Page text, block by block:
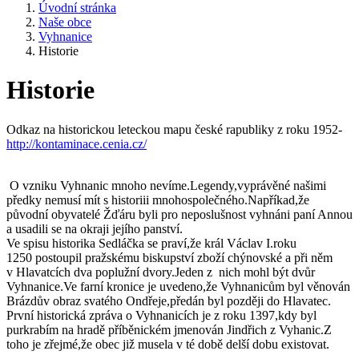
Úvodní stránka
Naše obce
Vyhnanice
Historie
Historie
Odkaz na historickou leteckou mapu české rapubliky z roku 1952-
http://kontaminace.cenia.cz/
O vzniku Vyhnanic mnoho nevíme.Legendy,vyprávěné našimi
předky nemusí mít s historiii mnohospolečného.Napříkad,že
původní obyvatelé Žďáru byli pro neposlušnost vyhnáni paní Annou
a usadili se na okraji jejího panství.
Ve spisu historika Sedláčka se praví,že král Václav I.roku
1250 postoupil pražskému biskupství zboží chýnovské a při něm
v Hlavatcích dva poplužní dvory.Jeden z nich mohl být dvůr
Vyhnanice.Ve farní kronice je uvedeno,že Vyhnanicům byl věnován
Brázdův obraz svatého Ondřeje,předán byl později do Hlavatec.
První historická zpráva o Vyhnanicích je z roku 1397,kdy byl
purkrabím na hradě příběnickém jmenován Jindřich z Vyhanic.Z
toho je zřejmé,že obec již musela v té době delší dobu existovat.